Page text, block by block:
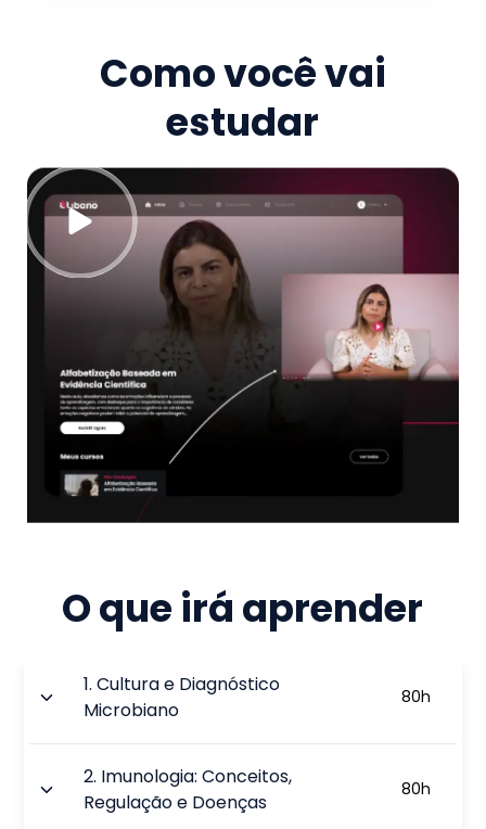
Como você vai
estudar
O que irá aprender
1.Cultura e Diagnóstico
Microbiano
80h
2. Imunologia: Conceitos,
Regulação e Doenças
80h